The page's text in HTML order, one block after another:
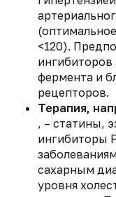
<120).
фермента и
рецепторов.
Терапия,
, – статины,
ингибиторы
сахарным
уровня